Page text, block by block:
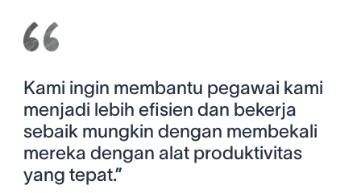
Kami ingin membantu pegawai kami
menjadi lebih efisien dan bekerja
sebaik mungkin dengan membekali
mereka dengan alat produktivitas
yang tepat.”